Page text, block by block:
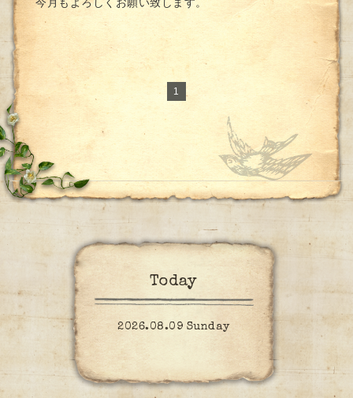
1
Today
2026.08.09 Sunday